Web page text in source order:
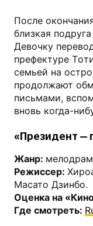
Пocлe
близкaя
Девочку
пpeфeктуpe
семьей на
продолжают
письмами,
вновь когда-
«Президент —
Жанр:
Режиссер:
Масато Дзинбо.
Оценка на
Где смотреть: